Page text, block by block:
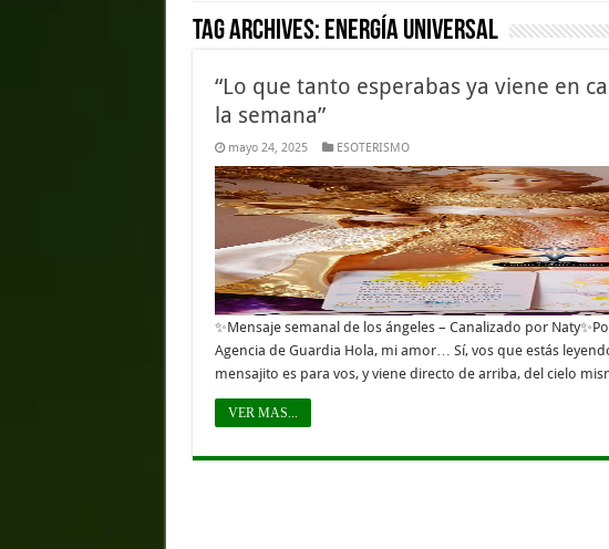
Tag Archives: energía universal
“Lo que tanto esperabas ya viene en
la semana”
mayo 24, 2025 ESOTERISMO
✨Mensaje semanal de los ángeles – Canalizado por
Agencia de Guardia Hola, mi amor… Sí, vos que estás
mensajito es para vos, y viene directo de arriba, del cielo
VER MAS...